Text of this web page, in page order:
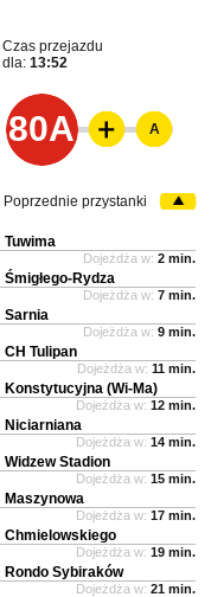
Czas przejazdu
dla: 13:52
80A A
Poprzednie przystanki
Tuwima
Dojeżdża w: 2 min.
Śmigłego-Rydza
Dojeżdża w: 7 min.
Sarnia
Dojeżdża w: 9 min.
CH Tulipan
Dojeżdża w: 11 min.
Konstytucyjna (Wi-Ma)
Dojeżdża w: 12 min.
Niciarniana
Dojeżdża w: 14 min.
Widzew Stadion
Dojeżdża w: 15 min.
Maszynowa
Dojeżdża w: 17 min.
Chmielowskiego
Dojeżdża w: 19 min.
Rondo Sybiraków
Dojeżdża w: 21 min.